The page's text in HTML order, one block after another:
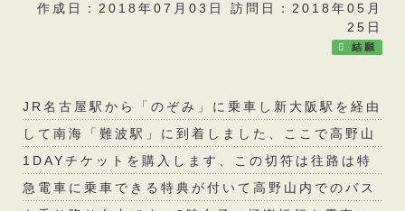
作成日：2018年07月03日 訪問日：2018年05月
25日
結願
JR名古屋駅から「のぞみ」に乗車し新大阪駅を経由
して南海「難波駅」に到着しました、ここで高野山
1DAYチケットを購入します、この切符は往路は特
急電車に乗車できる特典が付いて高野山内でのバス